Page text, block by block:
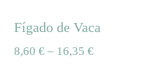
Fígado de Vaca
8,60 € – 16,35 €